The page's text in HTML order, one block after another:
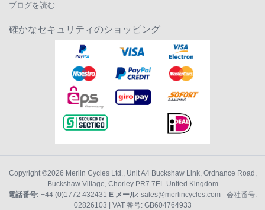
ブログを読む
確かなセキュリティのショッピング
Copyright ©2026 Merlin Cycles Ltd., Unit A4 Buckshaw Link, Ordnance Road,
Buckshaw Village, Chorley PR7 7EL United Kingdom
電話番号: +44 (0)1772 432431 E メール: sales@merlincycles.com - 会社番号:
02826103 | VAT 番号: GB604764933